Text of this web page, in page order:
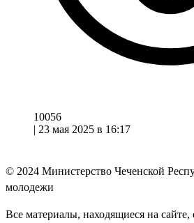
10056
| 23 мая 2025 в 16:17
© 2024 Министерство Чеченской
молодежи
Все материалы, находящиеся на сайте,